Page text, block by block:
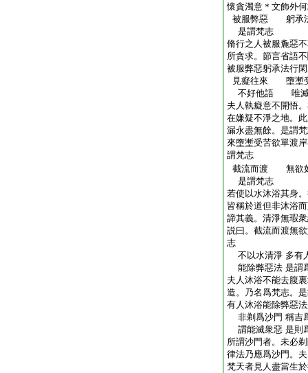
懷貪濁意＊文飾外
被服弊惡 躬承
是謂梵志
脩行之人被服麁惡
所貪求。節言省語
被服弊惡躬承法行
見癡往來 墮壍
不好他語 唯
夫人執癡意不開悟
在嫌疑不淨之地。
漏永盡無餘。是謂
來墮壍受苦欲單渡
謂梵志
截流而渡 無
是謂梵志
若使以水沐浴其身
皆稱於道但非沐浴
諦其義。清淨無瑕
説曰。截流而渡無
志
不以水清淨 多有
能除弊惡法 是謂
夫人沐浴不能去腹
造。乃名爲梵志。
有人沐浴能除弊惡
非剃爲沙門 稱吉
謂能滅衆惡 是則
所謂沙門者。未必
律法乃應爲沙門。
梵天者見人盡當生